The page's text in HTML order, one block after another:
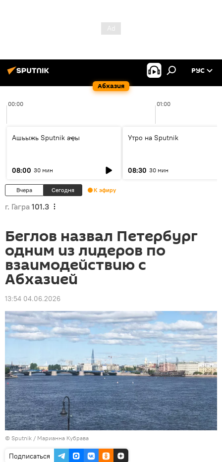
Абхазия
РУС
00:00 01:00
Ашьыжь Sputnik аҿы
08:00 30 мин
Утро на Sputnik
08:30 30 мин
Вчера Сегодня К эфиру
г. Гагра 101.3
Беглов назвал Петербург
одним из лидеров по
взаимодействию с
Абхазией
13:54 04.06.2026
© Sputnik / Марианна Кубрава
Подписаться